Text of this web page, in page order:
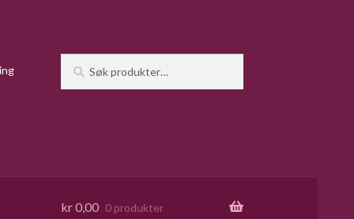
etter:
kr0,00 0 produkter